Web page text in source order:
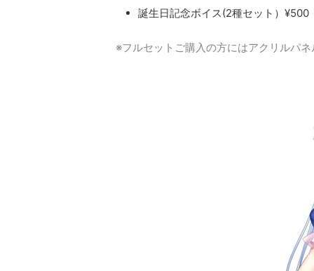
誕生日記念ボイス(2種セット）¥500
※フルセットご購入の方にはアクリルパ